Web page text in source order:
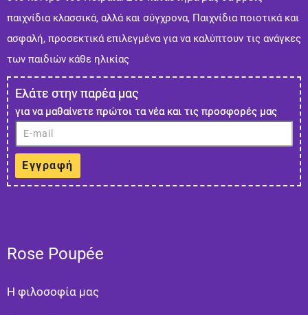
παιχνίδια κλασσικά, αλλά και σύγχρονα, Παιχνίδια ποιοτικά και
ασφαλή, προσεκτικά επιλεγμένα για να καλύπτουν τις ανάγκες
των παιδιών κάθε ηλικίας
Ελάτε στην παρέα μας
για να μαθαίνετε πρώτοι τα νέα και τις προσφορές μας
Εγγραφή
Rose Poupée
Η φιλοσοφία μας